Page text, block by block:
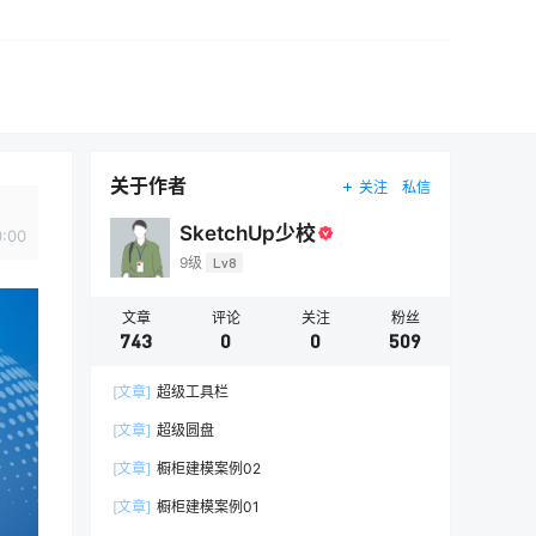
关于作者 关注 私信
SketchUp少校
9级 Lv8
文章
743
评论
0
关注
0
粉丝
509
[文章] 超级工具栏
[文章] 超级圆盘
[文章] 橱柜建模案例02
[文章] 橱柜建模案例01